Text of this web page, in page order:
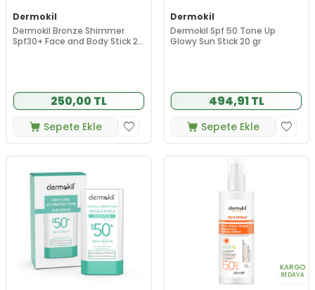
Dermokil
Dermokil Bronze Shimmer
Spf30+ Face and Body Stick 20
250,00 TL
Sepete Ekle
Dermokil
Dermokil Spf 50 Tone Up
Glowy Sun Stick 20 gr
494,91 TL
Sepete Ekle
KARGO
BEDAVA